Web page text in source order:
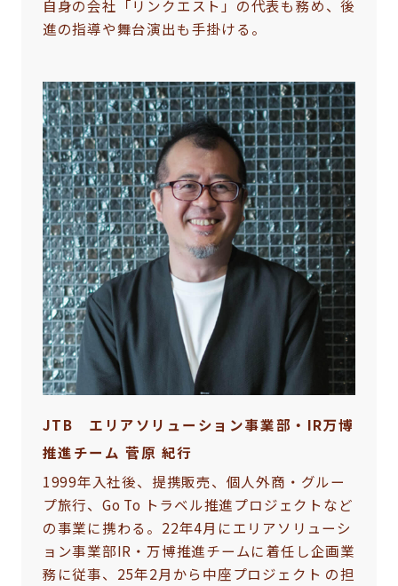
自身の会社「リンクエスト」の代表も務め、後
進の指導や舞台演出も手掛ける。
JTB エリアソリューション事業部・IR万博
推進チーム 菅原 紀行
1999年入社後、提携販売、個人外商・グルー
プ旅行、Go To トラベル推進プロジェクトなど
の事業に携わる。22年4月にエリアソリューシ
ョン事業部IR・万博推進チームに着任し企画業
務に従事、25年2月から中座プロジェクト の担